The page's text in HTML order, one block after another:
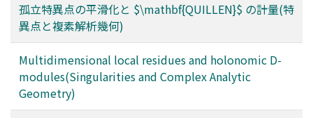
孤立特異点の平滑化と $\mathbf{QUILLEN}$ の計量(特
異点と複素解析幾何)
Multidimensional local residues and holonomic D-
modules(Singularities and Complex Analytic
Geometry)